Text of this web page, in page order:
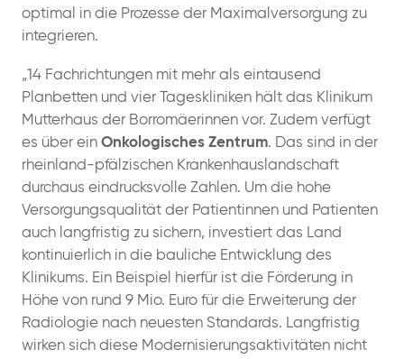
optimal in die Prozesse der Maximalversorgung zu
integrieren.
„14 Fachrichtungen mit mehr als eintausend
Planbetten und vier Tageskliniken hält das Klinikum
Mutterhaus der Borromäerinnen vor. Zudem verfügt
es über ein Onkologisches Zentrum. Das sind in der
rheinland-pfälzischen Krankenhauslandschaft
durchaus eindrucksvolle Zahlen. Um die hohe
Versorgungsqualität der Patientinnen und Patienten
auch langfristig zu sichern, investiert das Land
kontinuierlich in die bauliche Entwicklung des
Klinikums. Ein Beispiel hierfür ist die Förderung in
Höhe von rund 9 Mio. Euro für die Erweiterung der
Radiologie nach neuesten Standards. Langfristig
wirken sich diese Modernisierungsaktivitäten nicht